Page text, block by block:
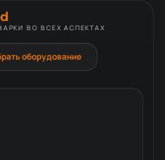
ВО ВСЕХ АСПЕКТАХ
оборудование